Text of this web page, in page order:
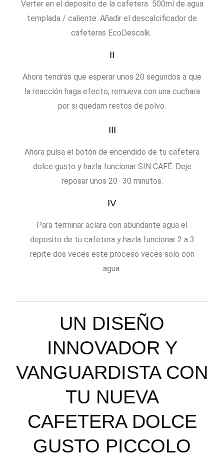
Verter en el deposito de la cafetera 500ml de agua
templada / caliente. Añadir el descalcificador de
cafeteras EcoDescalk.
II
Ahora tendrás que esperar unos 20 segundos a que
la reacción haga efecto, remueva con una cuchara
por si quedarn restos de polvo.
III
Ahora pulsa el botón de encendido de tu cafetera
dolce gusto y hazla funcionar SIN CAFÉ. Deje
reposar unos 20- 30 minutos.
IV
Para terminar aclara con abundante agua el
deposito de tu cafetera y hazla funcionar 2 a 3
repite dos veces este proceso veces solo con
agua.
UN DISEÑO
INNOVADOR Y
VANGUARDISTA CON
TU NUEVA
CAFETERA DOLCE
GUSTO PICCOLO